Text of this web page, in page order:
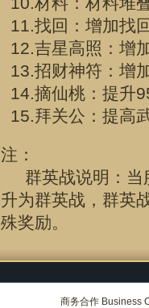
11.找回：增加找
12.吉星高照：增
13.招财神符：增
14.摘仙桃：提升
15.拜关公：提高
注：
群英战说明：当
升为群英战，群英
殊奖励。
商务合作 Business